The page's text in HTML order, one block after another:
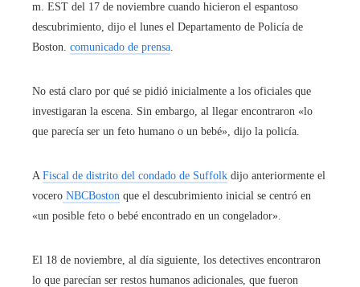
m. EST del 17 de noviembre cuando hicieron el espantoso
descubrimiento, dijo el lunes el Departamento de Policía de
Boston. comunicado de prensa.
No está claro por qué se pidió inicialmente a los oficiales que
investigaran la escena. Sin embargo, al llegar encontraron «lo
que parecía ser un feto humano o un bebé», dijo la policía.
A Fiscal de distrito del condado de Suffolk dijo anteriormente el
vocero NBCBoston que el descubrimiento inicial se centró en
«un posible feto o bebé encontrado en un congelador».
El 18 de noviembre, al día siguiente, los detectives encontraron
lo que parecían ser restos humanos adicionales, que fueron